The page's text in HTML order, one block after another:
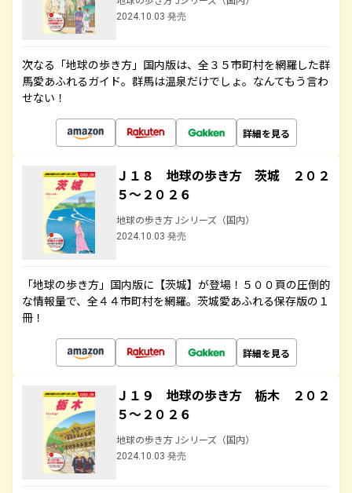
2024.10.03 発売
次なる「地球の歩き方」国内版は、全３５市町村を網羅した群
馬愛あふれるガイド。群馬は温泉だけでしょ。なんてもう言わ
せない！
詳細を見る
Ｊ１８ 地球の歩き方 茨城 ２０２
５～２０２６
地球の歩き方 Jシリーズ（国内）
2024.10.03 発売
「地球の歩き方」国内版に【茨城】が登場！５００頁の圧倒的
な情報量で、全４４市町村を網羅。茨城愛あふれる保存版の１
冊！
詳細を見る
Ｊ１９ 地球の歩き方 栃木 ２０２
５～２０２６
地球の歩き方 Jシリーズ（国内）
2024.10.03 発売